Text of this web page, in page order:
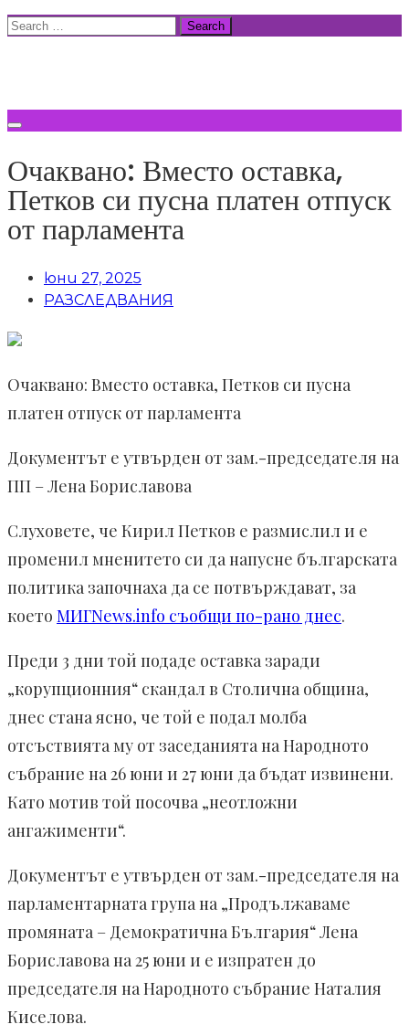
Skip
Search
Очаквано: Вместо оставка,
Петков си пусна платен отпуск
от парламента
юни 27, 2025
РАЗСЛЕДВАНИЯ
Очаквано: Вместо оставка, Петков си пусна
платен отпуск от парламента
Документът е утвърден от зам.-председателя на
ПП – Лена Бориславова
Слуховете, че Кирил Петков е размислил и е
променил мненитето си да напусне българската
политика започнаха да се потвърждават, за
което МИГNews.info съобщи по-рано днес.
Преди 3 дни той подаде оставка заради
„корупционния“ скандал в Столична община,
днес стана ясно, че той е подал молба
отсъствията му от заседанията на Народното
събрание на 26 юни и 27 юни да бъдат извинени.
Като мотив той посочва „неотложни
ангажименти“.
Документът е утвърден от зам.-председателя на
парламентарната група на „Продължаваме
промяната – Демократична България“ Лена
Бориславова на 25 юни и е изпратен до
председателя на Народното събрание Наталия
Киселова.